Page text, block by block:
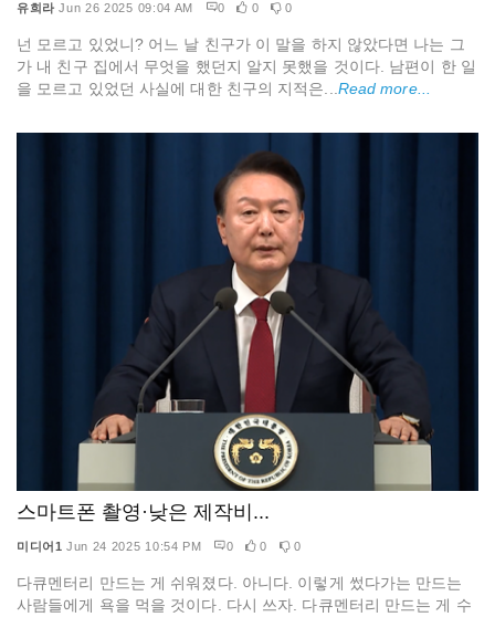
유희라 Jun 26 2025 09:04 AM 0 0 0
넌 모르고 있었니? 어느 날 친구가 이 말을 하지 않았다면 나는 그
가 내 친구 집에서 무엇을 했던지 알지 못했을 것이다. 남편이 한 일
을 모르고 있었던 사실에 대한 친구의 지적은...Read more...
스마트폰 촬영·낮은 제작비...
미디어1 Jun 24 2025 10:54 PM 0 0 0
다큐멘터리 만드는 게 쉬워졌다. 아니다. 이렇게 썼다가는 만드는
사람들에게 욕을 먹을 것이다. 다시 쓰자. 다큐멘터리 만드는 게 수